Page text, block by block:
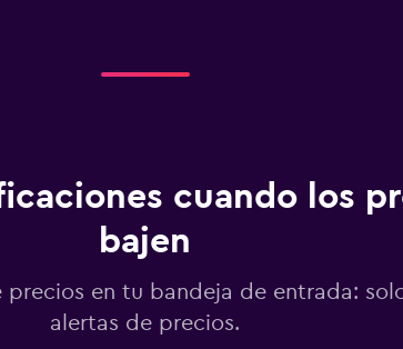
cuando los
bajen
precios en tu bandeja de entrada:
alertas de precios.